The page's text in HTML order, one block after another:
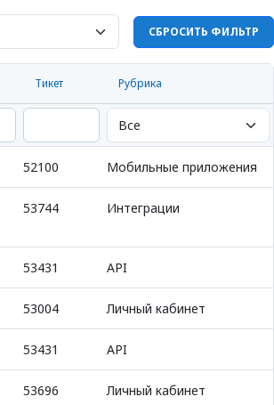
СБРОСИТЬ ФИЛЬТР
Тикет Рубрика
52100 Мобильные приложения
53744 Интеграции
53431 API
53004 Личный кабинет
53431 API
53696 Личный кабинет